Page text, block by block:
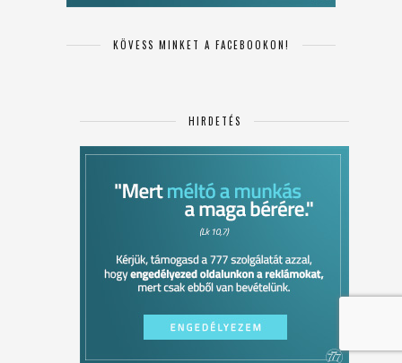
KÖVESS MINKET A FACEBOOKON!
HIRDETÉS